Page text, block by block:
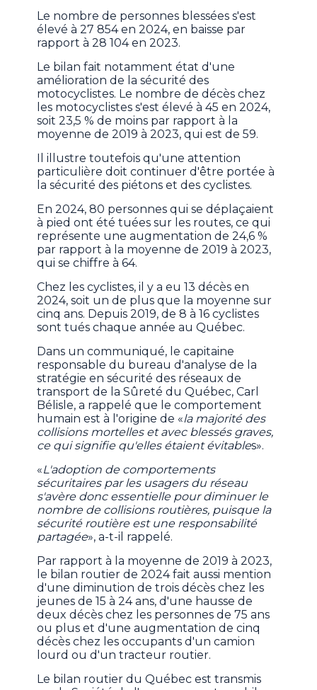
Le nombre de personnes blessées s'est
élevé à 27 854 en 2024, en baisse par
rapport à 28 104 en 2023.
Le bilan fait notamment état d'une
amélioration de la sécurité des
motocyclistes. Le nombre de décès chez
les motocyclistes s'est élevé à 45 en 2024,
soit 23,5 % de moins par rapport à la
moyenne de 2019 à 2023, qui est de 59.
Il illustre toutefois qu'une attention
particulière doit continuer d'être portée à
la sécurité des piétons et des cyclistes.
En 2024, 80 personnes qui se déplaçaient
à pied ont été tuées sur les routes, ce qui
représente une augmentation de 24,6 %
par rapport à la moyenne de 2019 à 2023,
qui se chiffre à 64.
Chez les cyclistes, il y a eu 13 décès en
2024, soit un de plus que la moyenne sur
cinq ans. Depuis 2019, de 8 à 16 cyclistes
sont tués chaque année au Québec.
Dans un communiqué, le capitaine
responsable du bureau d'analyse de la
stratégie en sécurité des réseaux de
transport de la Sûreté du Québec, Carl
Bélisle, a rappelé que le comportement
humain est à l'origine de «la majorité des
collisions mortelles et avec blessés graves,
ce qui signifie qu'elles étaient évitables».
«L'adoption de comportements
sécuritaires par les usagers du réseau
s'avère donc essentielle pour diminuer le
nombre de collisions routières, puisque la
sécurité routière est une responsabilité
partagée», a-t-il rappelé.
Par rapport à la moyenne de 2019 à 2023,
le bilan routier de 2024 fait aussi mention
d'une diminution de trois décès chez les
jeunes de 15 à 24 ans, d'une hausse de
deux décès chez les personnes de 75 ans
ou plus et d'une augmentation de cinq
décès chez les occupants d'un camion
lourd ou d'un tracteur routier.
Le bilan routier du Québec est transmis